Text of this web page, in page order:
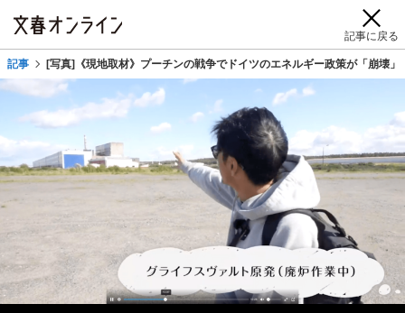
記事に戻る
記事 [写真]《現地取材》プーチンの戦争でドイツのエネルギー政策が「崩壊